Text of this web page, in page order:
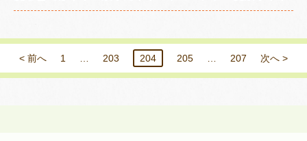
< 前へ 1 203 204 205 207 次へ >